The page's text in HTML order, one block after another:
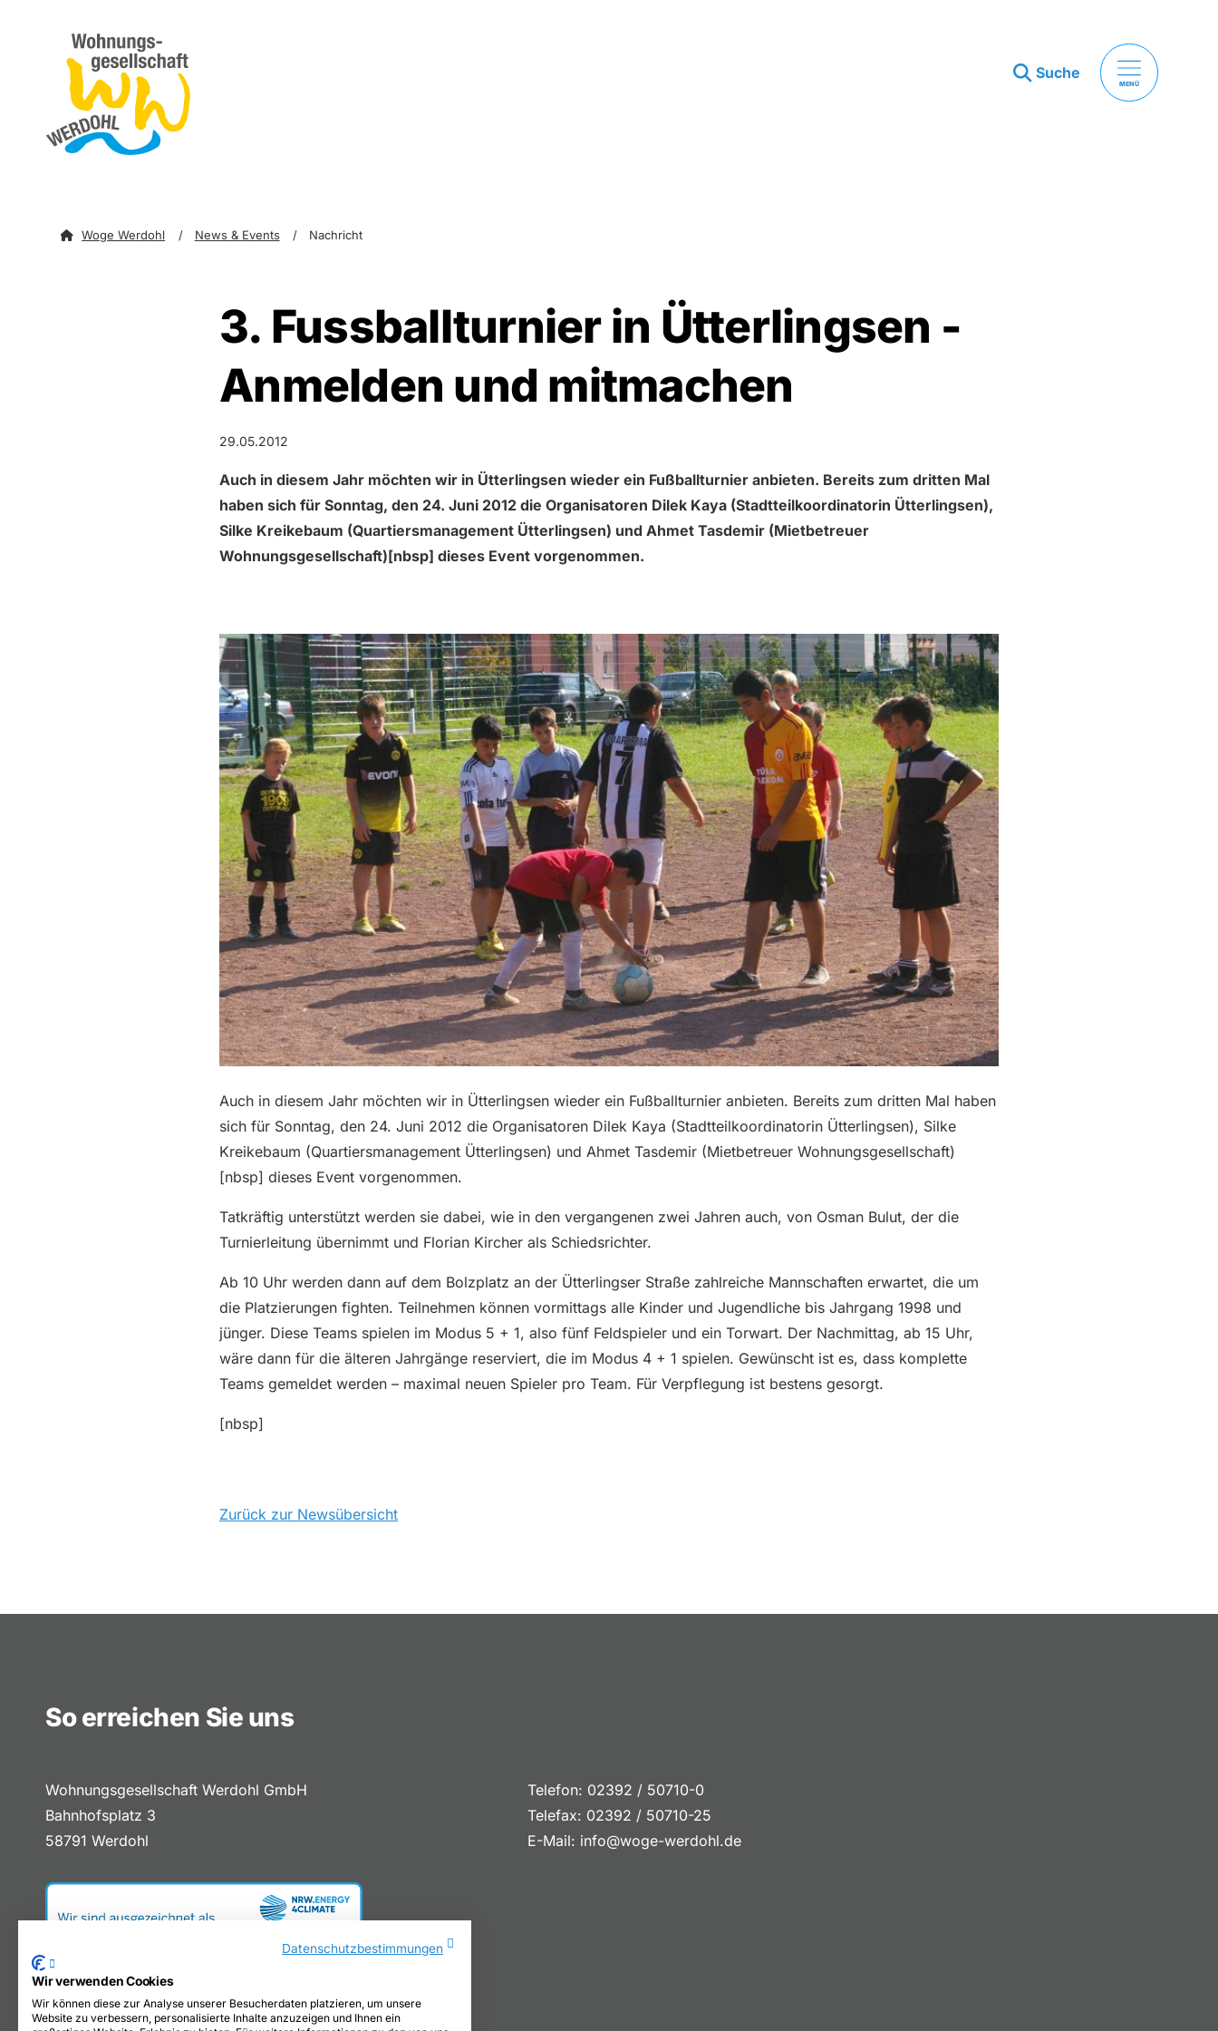
Suche
MENÜ
zum Inhalt springen
Woge Werdohl News & Events Nachricht
3. Fussballturnier in Ütterlingsen -
Anmelden und mitmachen
29.05.2012
Auch in diesem Jahr möchten wir in Ütterlingsen wieder ein Fußballturnier anbieten. Bereits zum dritten Mal
haben sich für Sonntag, den 24. Juni 2012 die Organisatoren Dilek Kaya (Stadtteilkoordinatorin Ütterlingsen),
Silke Kreikebaum (Quartiersmanagement Ütterlingsen) und Ahmet Tasdemir (Mietbetreuer
Wohnungsgesellschaft)[nbsp] dieses Event vorgenommen.
Auch in diesem Jahr möchten wir in Ütterlingsen wieder ein Fußballturnier anbieten. Bereits zum dritten Mal haben
sich für Sonntag, den 24. Juni 2012 die Organisatoren Dilek Kaya (Stadtteilkoordinatorin Ütterlingsen), Silke
Kreikebaum (Quartiersmanagement Ütterlingsen) und Ahmet Tasdemir (Mietbetreuer Wohnungsgesellschaft)
[nbsp] dieses Event vorgenommen.
Tatkräftig unterstützt werden sie dabei, wie in den vergangenen zwei Jahren auch, von Osman Bulut, der die
Turnierleitung übernimmt und Florian Kircher als Schiedsrichter.
Ab 10 Uhr werden dann auf dem Bolzplatz an der Ütterlingser Straße zahlreiche Mannschaften erwartet, die um
die Platzierungen fighten. Teilnehmen können vormittags alle Kinder und Jugendliche bis Jahrgang 1998 und
jünger. Diese Teams spielen im Modus 5 + 1, also fünf Feldspieler und ein Torwart. Der Nachmittag, ab 15 Uhr,
wäre dann für die älteren Jahrgänge reserviert, die im Modus 4 + 1 spielen. Gewünscht ist es, dass komplette
Teams gemeldet werden – maximal neuen Spieler pro Team. Für Verpflegung ist bestens gesorgt.
[nbsp]
Zurück zur Newsübersicht
So erreichen Sie uns
Wohnungsgesellschaft Werdohl GmbH
Bahnhofsplatz 3
58791 Werdohl
Telefon: 02392 / 50710-0
Telefax: 02392 / 50710-25
E-Mail: info@woge-werdohl.de
Datenschutzbestimmungen
Wir verwenden Cookies
Wir können diese zur Analyse unserer Besucherdaten platzieren, um unsere
Website zu verbessern, personalisierte Inhalte anzuzeigen und Ihnen ein